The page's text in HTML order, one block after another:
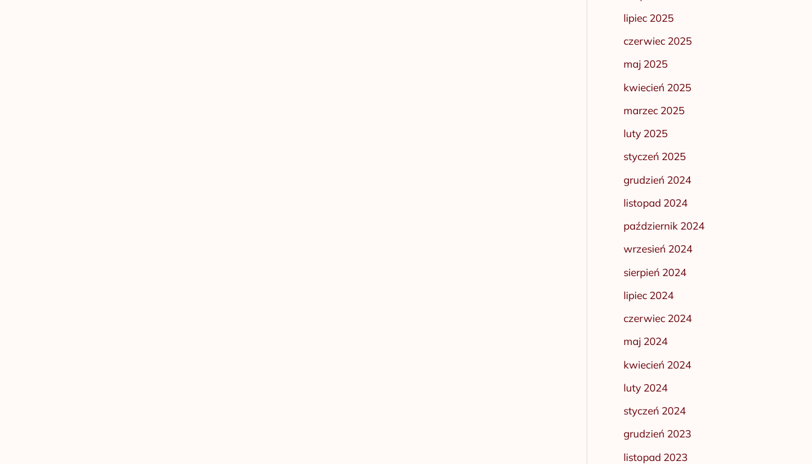
lipiec 2025
czerwiec 2025
maj 2025
kwiecień 2025
marzec 2025
luty 2025
styczeń 2025
grudzień 2024
listopad 2024
październik 2024
wrzesień 2024
sierpień 2024
lipiec 2024
czerwiec 2024
maj 2024
kwiecień 2024
luty 2024
styczeń 2024
grudzień 2023
listopad 2023